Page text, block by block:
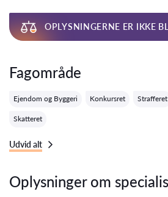
OPLYSNINGERNE ER IKKE
Fagområde
Ejendom og Byggeri Konkursret Strafferet
Skatteret
Udvid alt
Oplysninger om